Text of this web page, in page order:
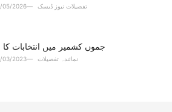
تفصیلات نیوز ڈیسک 05/2026
جموں کشمیر میں انتخابات کا
نمائندہ تفصیلات 03/2023